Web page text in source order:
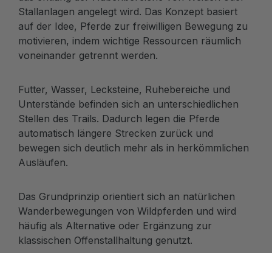
Stallanlagen angelegt wird. Das Konzept basiert
auf der Idee, Pferde zur freiwilligen Bewegung zu
motivieren, indem wichtige Ressourcen räumlich
voneinander getrennt werden.
Futter, Wasser, Lecksteine, Ruhebereiche und
Unterstände befinden sich an unterschiedlichen
Stellen des Trails. Dadurch legen die Pferde
automatisch längere Strecken zurück und
bewegen sich deutlich mehr als in herkömmlichen
Ausläufen.
Das Grundprinzip orientiert sich an natürlichen
Wanderbewegungen von Wildpferden und wird
häufig als Alternative oder Ergänzung zur
klassischen Offenstallhaltung genutzt.